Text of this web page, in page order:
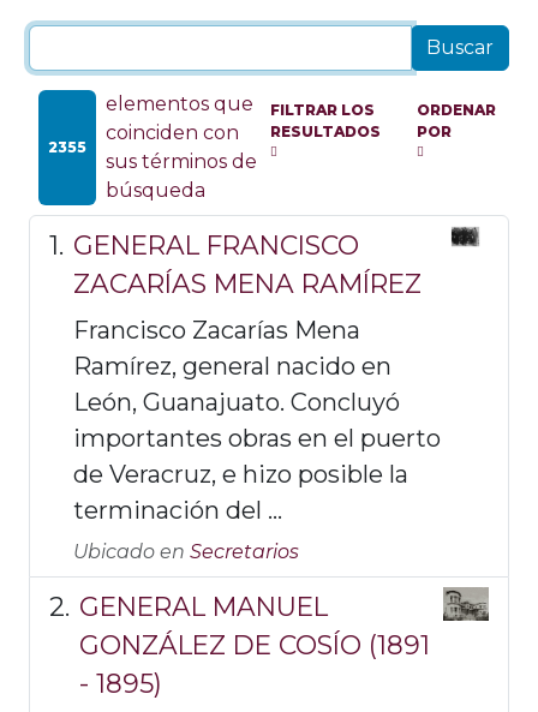
2355
elementos que
coinciden con
sus términos de
búsqueda
FILTRAR LOS
RESULTADOS
ORDENAR
POR
GENERAL FRANCISCO
ZACARÍAS MENA RAMÍREZ
Francisco Zacarías Mena
Ramírez, general nacido en
León, Guanajuato. Concluyó
importantes obras en el puerto
de Veracruz, e hizo posible la
terminación del ...
Ubicado en Secretarios
GENERAL MANUEL
GONZÁLEZ DE COSÍO (1891
- 1895)